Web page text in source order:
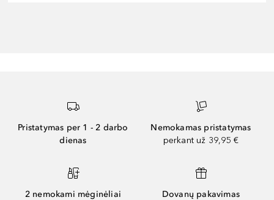
Pristatymas per 1 - 2 darbo
dienas
Nemokamas pristatymas
perkant už 39,95 €
2 nemokami mėginėliai Dovanų pakavimas